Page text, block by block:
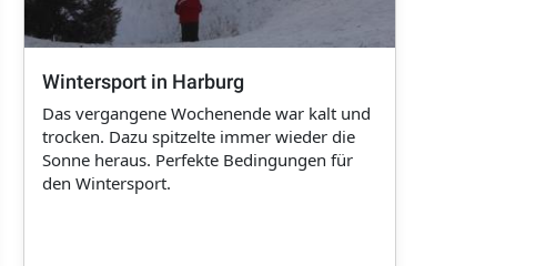
Wintersport in Harburg
Das vergangene Wochenende war kalt und
trocken. Dazu spitzelte immer wieder die
Sonne heraus. Perfekte Bedingungen für
den Wintersport.